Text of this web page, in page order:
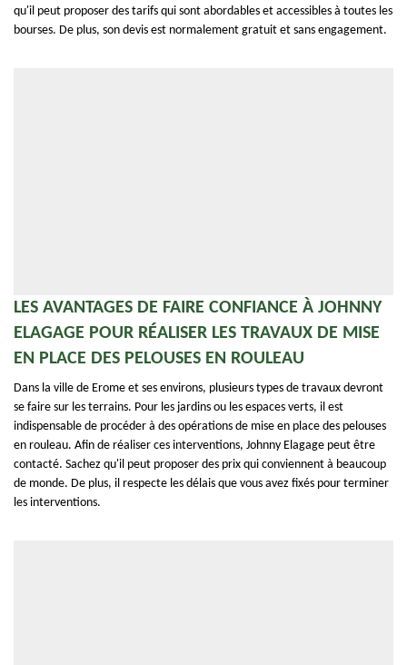
qu'il peut proposer des tarifs qui sont abordables et accessibles à toutes les
bourses. De plus, son devis est normalement gratuit et sans engagement.
LES AVANTAGES DE FAIRE CONFIANCE À JOHNNY
ELAGAGE POUR RÉALISER LES TRAVAUX DE MISE
EN PLACE DES PELOUSES EN ROULEAU
Dans la ville de Erome et ses environs, plusieurs types de travaux devront
se faire sur les terrains. Pour les jardins ou les espaces verts, il est
indispensable de procéder à des opérations de mise en place des pelouses
en rouleau. Afin de réaliser ces interventions, Johnny Elagage peut être
contacté. Sachez qu'il peut proposer des prix qui conviennent à beaucoup
de monde. De plus, il respecte les délais que vous avez fixés pour terminer
les interventions.